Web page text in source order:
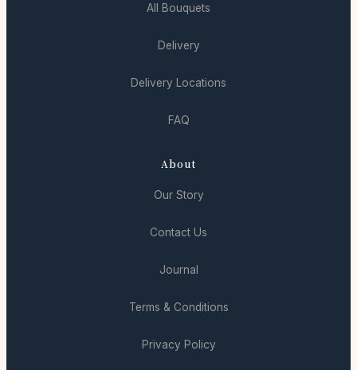
All Bouquets
Delivery
Delivery Locations
FAQ
About
Our Story
Contact Us
Journal
Terms & Conditions
Privacy Policy